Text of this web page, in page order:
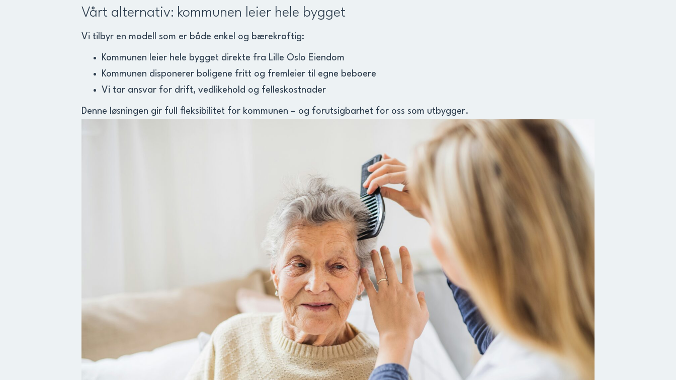
Vårt alternativ: kommunen leier hele bygget
Vi tilbyr en modell som er både enkel og bærekraftig:
Kommunen leier hele bygget direkte fra Lille Oslo Eiendom
Kommunen disponerer boligene fritt og fremleier til egne beboere
Vi tar ansvar for drift, vedlikehold og felleskostnader
Denne løsningen gir full fleksibilitet for kommunen – og forutsigbarhet for oss som utbygger.